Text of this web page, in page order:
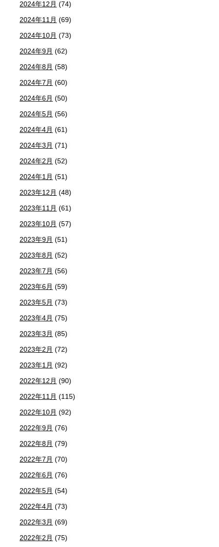
2024年12月 (74)
2024年11月 (69)
2024年10月 (73)
2024年9月 (62)
2024年8月 (58)
2024年7月 (60)
2024年6月 (50)
2024年5月 (56)
2024年4月 (61)
2024年3月 (71)
2024年2月 (52)
2024年1月 (51)
2023年12月 (48)
2023年11月 (61)
2023年10月 (57)
2023年9月 (51)
2023年8月 (52)
2023年7月 (56)
2023年6月 (59)
2023年5月 (73)
2023年4月 (75)
2023年3月 (85)
2023年2月 (72)
2023年1月 (92)
2022年12月 (90)
2022年11月 (115)
2022年10月 (92)
2022年9月 (76)
2022年8月 (79)
2022年7月 (70)
2022年6月 (76)
2022年5月 (54)
2022年4月 (73)
2022年3月 (69)
2022年2月 (75)